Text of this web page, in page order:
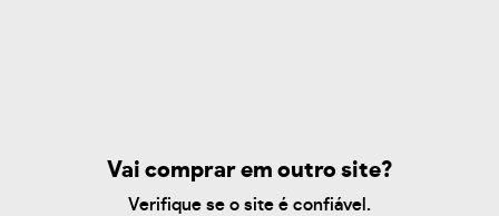
Vai comprar em outro site?
Verifique se o site é confiável.